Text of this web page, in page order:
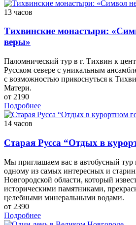
13 часов
Тихвинские монастыри:
веры»
Паломнический тур в г. Тихвин к
Русском севере с уникальным
с возможностью прикоснуться к
Матери.
от 2190
Подробнее
14 часов
Старая Русса “Отдых в
Мы приглашаем вас в автобусный тур
одному из самых интересных и
Новгородской области, который
историческими памятниками,
целебными минеральными водами.
от 2390
Подробнее